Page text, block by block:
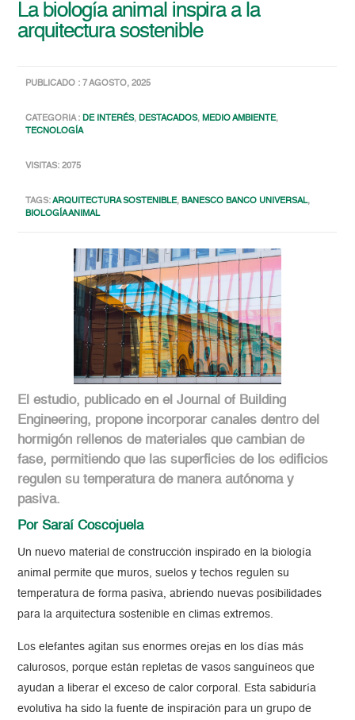
La biología animal inspira a la
arquitectura sostenible
PUBLICADO : 7 AGOSTO, 2025
CATEGORIA :DE INTERÉS,DESTACADOS,MEDIO AMBIENTE,
TECNOLOGÍA
VISITAS: 2075
TAGS:ARQUITECTURA SOSTENIBLE,BANESCO BANCO UNIVERSAL,
BIOLOGÍA ANIMAL
El estudio, publicado en el Journal of Building
Engineering, propone incorporar canales dentro del
hormigón rellenos de materiales que cambian de
fase, permitiendo que las superficies de los edificios
regulen su temperatura de manera autónoma y
pasiva.
Por Saraí Coscojuela
Un nuevo material de construcción inspirado en la biología
animal permite que muros, suelos y techos regulen su
temperatura de forma pasiva, abriendo nuevas posibilidades
para la arquitectura sostenible en climas extremos.
Los elefantes agitan sus enormes orejas en los días más
calurosos, porque están repletas de vasos sanguíneos que
ayudan a liberar el exceso de calor corporal. Esta sabiduría
evolutiva ha sido la fuente de inspiración para un grupo de